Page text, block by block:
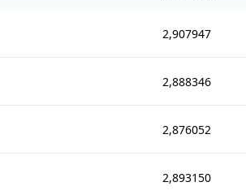
2,907947
2,888346
2,876052
2,893150